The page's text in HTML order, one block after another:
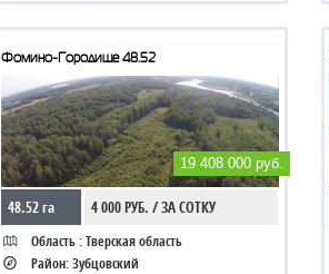
Фомино-Городище 48.52
19 408 000 руб.
48.52 га 4 000 РУБ. / ЗА СОТКУ
Область :Тверская область
Район:Зубцовский